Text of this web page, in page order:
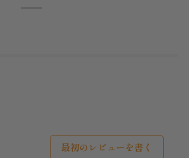
最初のレビューを書く